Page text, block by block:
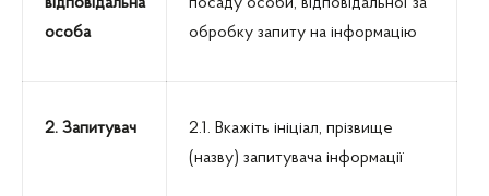
особа
обробку запиту на інформацію
2. Запитувач
2.1. Вкажіть ініціал, прізвище
(назву) запитувача інформації